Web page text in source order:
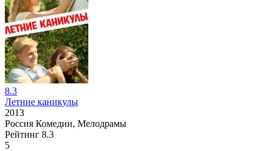
8.3
Летние каникулы
2013
Россия Комедии, Мелодрамы
Рейтинг 8.3
5